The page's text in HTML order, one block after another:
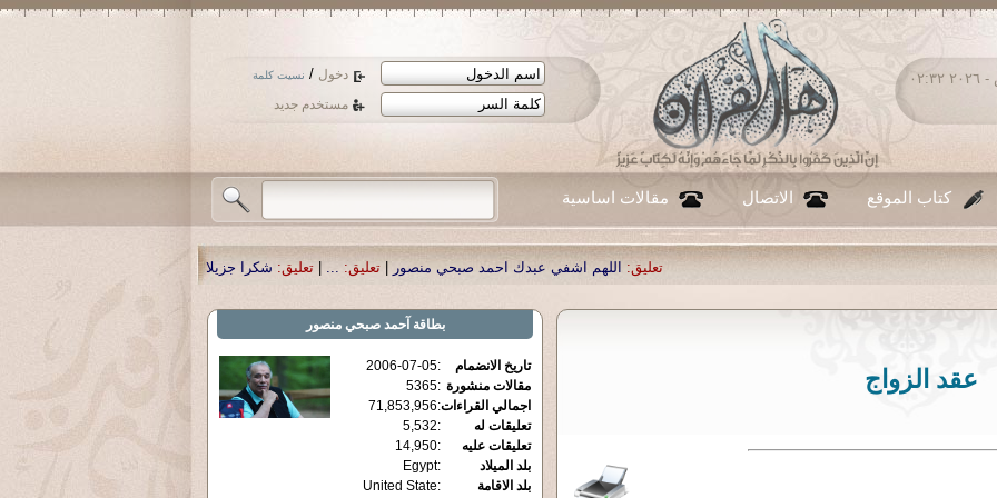
دخول / نسيت كلمة
مستخدم جديد
السبت ٠٨ - أغسطس - ٢٠٢٦ ٠٢:٣٢
كتاب الموقع الاتصال مقالات اساسية
اللهم اشفي عبدك احمد صبحي منصور|تعليق: ... تعليق: شكرا جزيلا أستاذ حمد الحمد .أكرمكم الله .
عقد الزواج
بطاقة آحمد صبحي منصور
تاريخ الانضمام :
2006-07-05
مقالات منشورة :
5365
اجمالي القراءات:
71,853,956
تعليقات له
:
5,532
تعليقات عليه
:
14,950
بلد الميلاد
:
Egypt
بلد الاقامة
:
United State